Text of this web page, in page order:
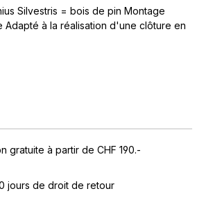
Silvestris = bois de pin Montage
à la réalisation d'une clôture en
gratuite à partir de CHF 190.-
jours de droit de retour